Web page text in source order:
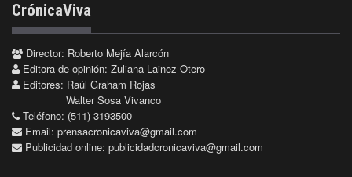
CrónicaViva
Director: Roberto Mejía Alarcón
Editora de opinión: Zuliana Lainez Otero
Editores: Raúl Graham Rojas
Walter Sosa Vivanco
Teléfono: (511) 3193500
Email: prensacronicaviva@gmail.com
Publicidad online: publicidadcronicaviva@gmail.com